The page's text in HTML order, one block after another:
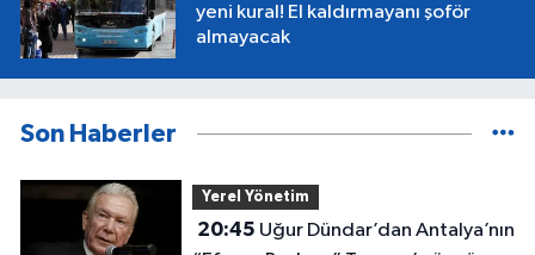
yeni kural! El kaldırmayanı şoför
almayacak
Son Haberler
Yerel Yönetim
20:45